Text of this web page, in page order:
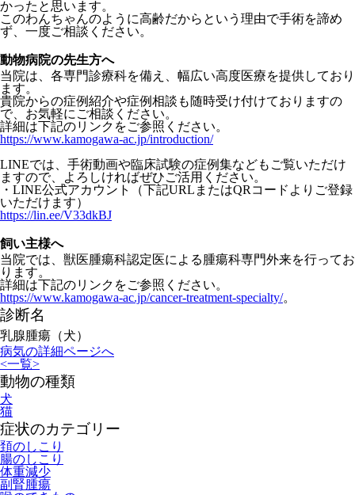
かったと思います。
このわんちゃんのように高齢だからという理由で手術を諦め
ず、一度ご相談ください。
動物病院の先生方へ
当院は、各専門診療科を備え、幅広い高度医療を提供しており
ます。
貴院からの症例紹介や症例相談も随時受け付けておりますの
で、お気軽にご相談ください。
詳細は下記のリンクをご参照ください。
https://www.kamogawa-ac.jp/introduction/
LINEでは、 手術動画や臨床試験の症例集などもご覧いただけ
ますので、
よろしければぜひご活用ください。
・LINE公式アカウント（下記URLまたはQRコードよりご登録
いただけます）
https://lin.ee/V33dkBJ
飼い主様へ
当院では、獣医腫瘍科認定医による腫瘍科専門外来を行ってお
ります。
詳細は下記のリンクをご参照ください。
https://www.kamogawa-ac.jp/cancer-treatment-specialty/。
診断名
乳腺腫瘍（犬）
病気の詳細ページへ
<一覧>
動物の種類
犬
猫
症状のカテゴリー
頚のしこり
腸のしこり
体重減少
副腎腫瘍